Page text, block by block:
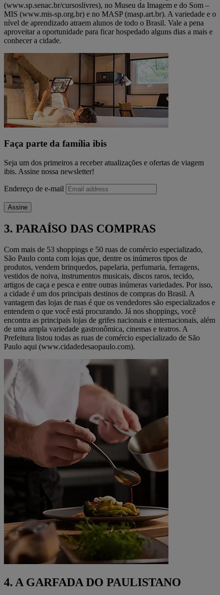
(www.sp.senac.br/cursoslivres), no Museu da Imagem e do Som –
MIS (www.mis-sp.org.br) e no MASP (masp.art.br). A variedade e o
nível de aprendizado atraem alunos de todo o Brasil. Vale a pena
aproveitar a oportunidade para ficar hospedado alguns dias a mais e
conhecer a cidade.
Faça parte da família ibis
Seja um dos primeiros a receber atualizações e ofertas de viagem
ibis. Assine nossa newsletter!
Endereço de e-mail
Assine
3. PARAÍSO DAS COMPRAS
Com mais de 53 shoppings e 50 ruas de comércio especializado,
São Paulo conta com lojas que, dentre os inúmeros tipos de
produtos, vendem brinquedos, papelaria, perfumaria, ferragens,
vestidos de noiva, instrumentos musicais, discos raros, tecido,
artigos de caça e pesca e entre outras inúmeras variedades. Por isso,
a cidade é um dos principais destinos de compras do Brasil. A
vantagem das lojas de ruas é que os vendedores são especializados e
entendem o que você está procurando. Já nos shoppings, você
encontra as principais lojas de grifes nacionais e internacionais, além
de uma ampla variedade gastronômica, cinemas e teatros. A
Prefeitura listou todas as ruas de comércio especializado de São
Paulo aqui (www.cidadedesaopaulo.com).
4. A GARFADA DO PAULISTANO